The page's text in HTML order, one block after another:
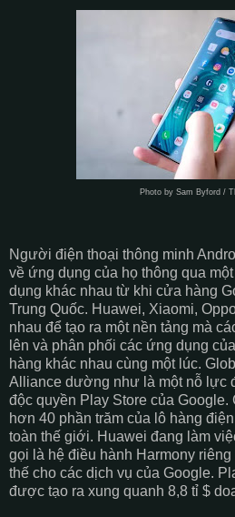
Photo by Sam Byford /
Người điện thoại thông minh
về ứng dụng của họ thông qua
dụng khác nhau từ khi cửa hàng
Trung Quốc. Huawei, Xiaomi,
nhau để tạo ra một nền tảng mà
lên và phân phối các ứng dụng
hàng khác nhau cùng một lúc.
Alliance dường như là một nỗ lực
độc quyền Play Store của Google.
hơn 40 phần trăm của lô hàng
toàn thế giới. Huawei đang làm
gọi là hệ điều hành Harmony
thế cho các dịch vụ của Google.
được tạo ra xung quanh 8,8 tỉ $